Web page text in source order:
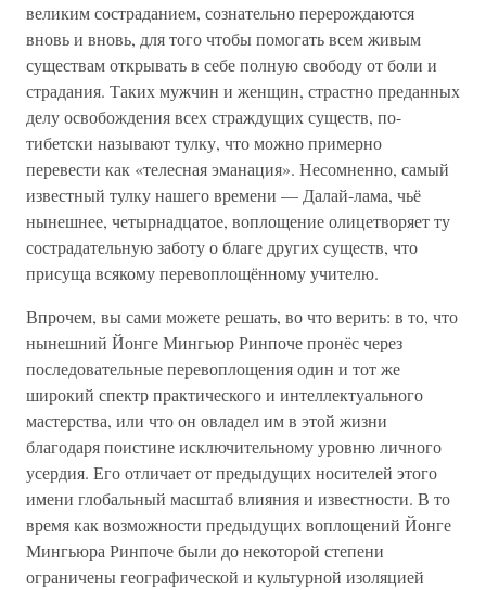
великим состраданием, сознательно перерождаются
вновь и вновь, для того чтобы помогать всем живым
существам открывать в себе полную свободу от боли и
страдания. Таких мужчин и женщин, страстно преданных
делу освобождения всех страждущих существ, по-
тибетски называют тулку, что можно примерно
перевести как «телесная эманация». Несомненно, самый
известный тулку нашего времени — Далай-лама, чьё
нынешнее, четырнадцатое, воплощение олицетворяет ту
сострадательную заботу о благе других существ, что
присуща всякому перевоплощённому учителю.
Впрочем, вы сами можете решать, во что верить: в то, что
нынешний Йонге Мингьюр Ринпоче пронёс через
последовательные перевоплощения один и тот же
широкий спектр практического и интеллектуального
мастерства, или что он овладел им в этой жизни
благодаря поистине исключительному уровню личного
усердия. Его отличает от предыдущих носителей этого
имени глобальный масштаб влияния и известности. В то
время как возможности предыдущих воплощений Йонге
Мингьюра Ринпоче были до некоторой степени
ограничены географической и культурной изоляцией